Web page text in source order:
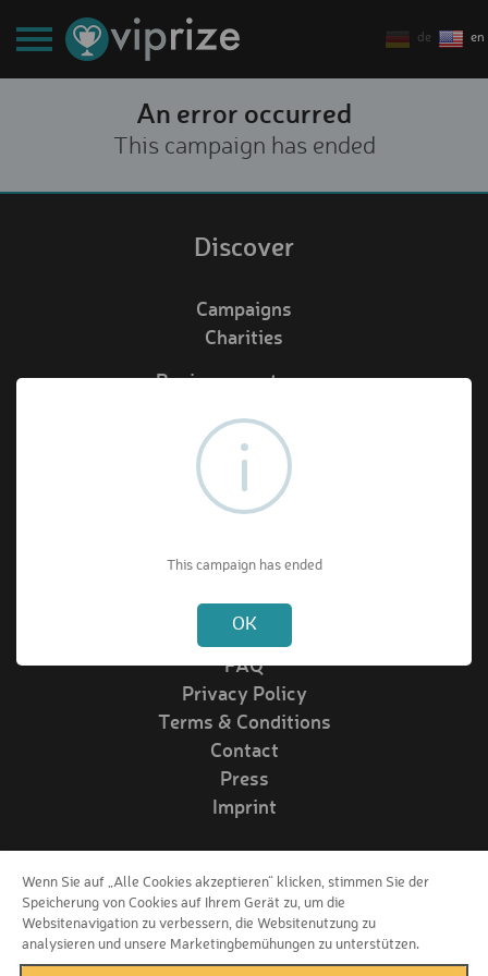
de en
An error occurred
This campaign has ended
Discover
Campaigns
Charities
Business customers
en
About us
How it works
FAQ
Privacy Policy
Terms & Conditions
Contact
Press
Imprint
Follow us!
This campaign has ended
OK
Wenn Sie auf „Alle Cookies akzeptieren“ klicken, stimmen Sie der
Speicherung von Cookies auf Ihrem Gerät zu, um die
Websitenavigation zu verbessern, die Websitenutzung zu
analysieren und unsere Marketingbemühungen zu unterstützen.